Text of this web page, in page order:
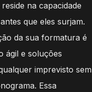
na capacidade
que eles surjam.
da sua formatura é
ágil e soluções
imprevisto sem
Essa